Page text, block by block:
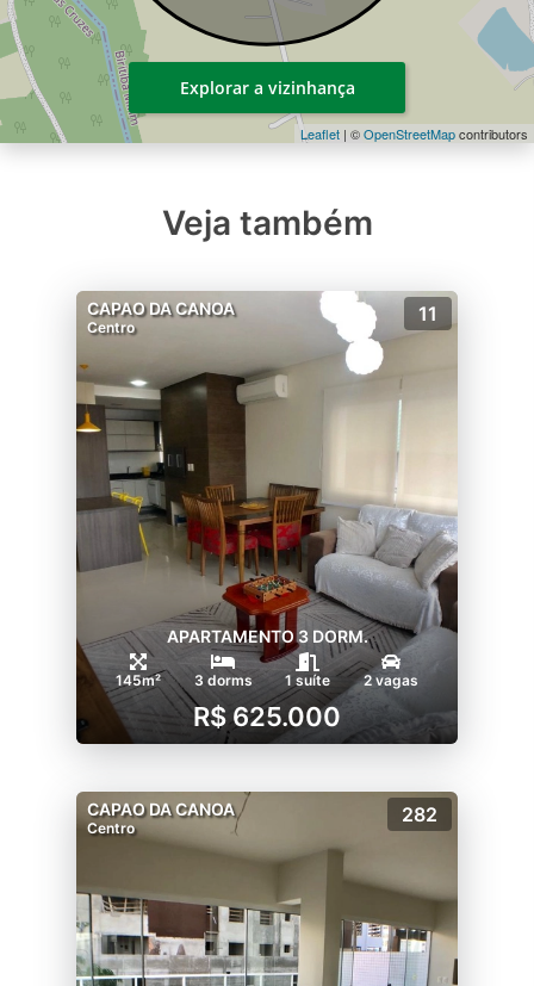
Leaflet | ©OpenStreetMapcontributors
Explorar a vizinhança
Veja também
CAPAO DA CANOA
Centro
11
APARTAMENTO 3 DORM.
145m² 3 dorms 1 suíte 2 vagas
R$ 625.000
CAPAO DA CANOA
Centro
282